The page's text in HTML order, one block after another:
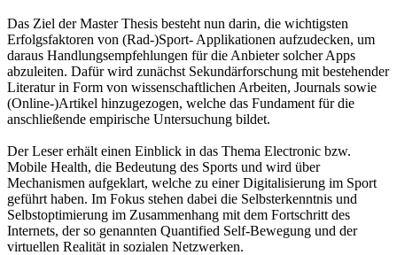
Das Ziel der Master Thesis besteht nun darin, die wichtigsten
Erfolgsfaktoren von (Rad-)Sport- Applikationen aufzudecken, um
daraus Handlungsempfehlungen für die Anbieter solcher Apps
abzuleiten. Dafür wird zunächst Sekundärforschung mit bestehender
Literatur in Form von wissenschaftlichen Arbeiten, Journals sowie
(Online-)Artikel hinzugezogen, welche das Fundament für die
anschließende empirische Untersuchung bildet.
Der Leser erhält einen Einblick in das Thema Electronic bzw.
Mobile Health, die Bedeutung des Sports und wird über
Mechanismen aufgeklart, welche zu einer Digitalisierung im Sport
geführt haben. Im Fokus stehen dabei die Selbsterkenntnis und
Selbstoptimierung im Zusammenhang mit dem Fortschritt des
Internets, der so genannten Quantified Self-Bewegung und der
virtuellen Realität in sozialen Netzwerken.